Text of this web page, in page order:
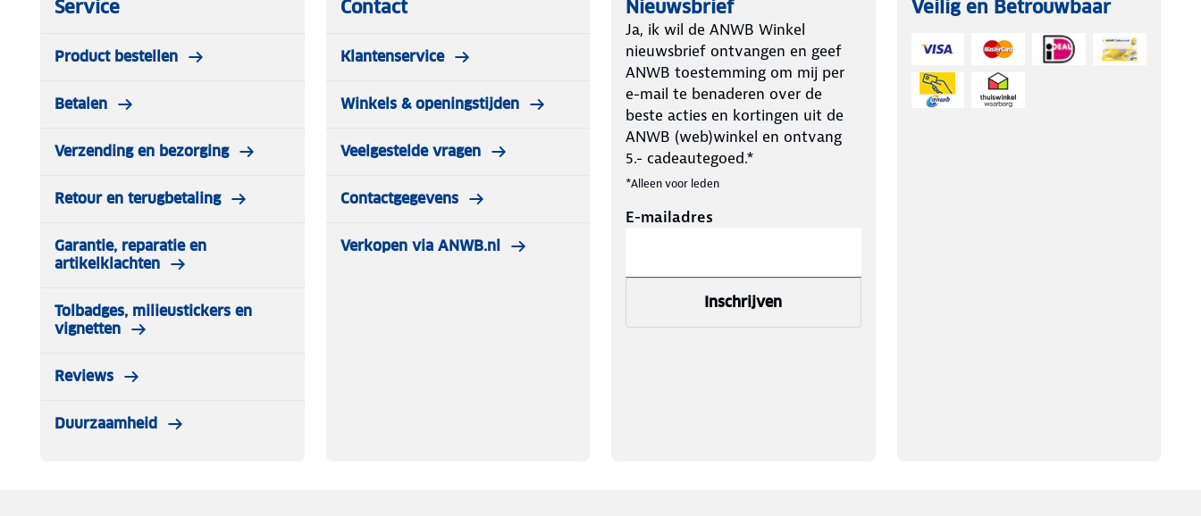
Service
Product bestellen
Betalen
Verzending en bezorging
Retour en terugbetaling
Garantie, reparatie en
artikelklachten
Tolbadges, milieustickers en
vignetten
Reviews
Duurzaamheid
Contact
Klantenservice
Winkels & openingstijden
Veelgestelde vragen
Contactgegevens
Verkopen via ANWB.nl
Nieuwsbrief
Ja, ik wil de ANWB Winkel
nieuwsbrief ontvangen en geef
ANWB toestemming om mij per
e-mail te benaderen over de
beste acties en kortingen uit de
ANWB (web)winkel en ontvang
5.- cadeautegoed.*
*Alleen voor leden
E-mailadres
Inschrijven
Veilig en Betrouwbaar